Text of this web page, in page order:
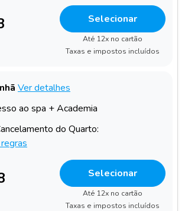
Selecionar
Até 12x no cartão
Taxas e impostos incluídos
Ver detalhes
ao spa + Academia
do Quarto:
Selecionar
Até 12x no cartão
Taxas e impostos incluídos